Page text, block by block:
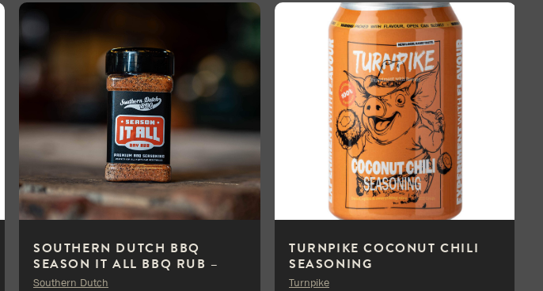
SOUTHERN DUTCH BBQ
SEASON IT ALL BBQ RUB –
290 GRAM
Southern Dutch
TURNPIKE COCONUT CHILI
SEASONING
Turnpike